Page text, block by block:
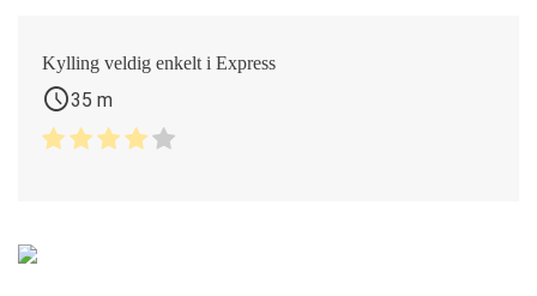
Kylling veldig enkelt i Express
schedule35 m